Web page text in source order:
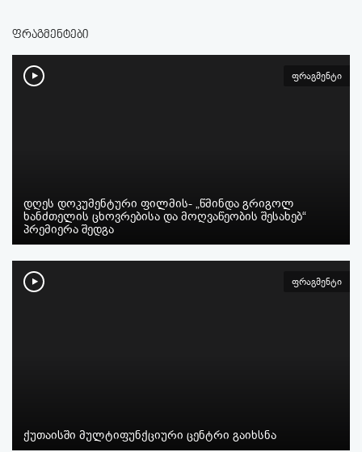
ფრაგმენტები
ფრაგმენტი
დღეს დოკუმენტური ფილმის- „წმინდა გრიგოლ
ხანძთელის ცხოვრებისა და მოღვაწეობის შესახებ“
პრემიერა შედგა
ფრაგმენტი
ქუთაისში მულტიფუნქციური ცენტრი გაიხსნა